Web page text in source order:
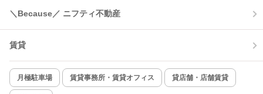
コンロ2口以上
新着のみ インターネット無料
＼Because／ ニフティ不動産
賃貸
月極駐車場 賃貸事務所・賃貸オフィス 貸店舗・店舗賃貸